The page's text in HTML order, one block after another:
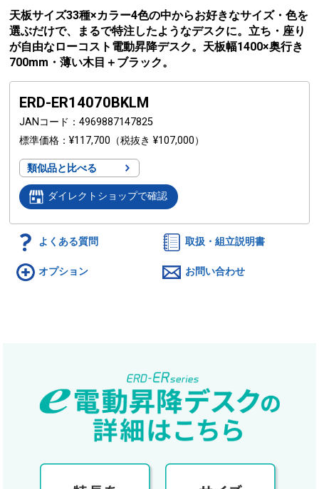
天板サイズ33種×カラー4色の中からお好きなサイズ・色を
選ぶだけで、まるで特注したようなデスクに。立ち・座り
が自由なローコスト電動昇降デスク。天板幅1400×奥行き
700mm・薄い木目＋ブラック。
ERD-ER14070BKLM
JANコード
4969887147825
標準価格
¥117,700 （税抜き ¥107,000）
類似品と比べる
ダイレクトショップで確認
よくある質問 取扱・組立説明書
オプション お問い合わせ